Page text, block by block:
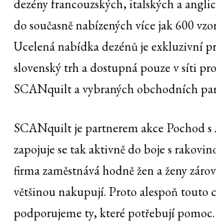
dezény francouzských, italských a
do současně nabízených více jak 600
Ucelená nabídka dezénů je exkluzivní
slovenský trh a dostupná pouze v síti
SCANquilt a vybraných obchodních
SCANquilt je partnerem akce Pochod s
zapojuje se tak aktivně do boje s
firma zaměstnává hodně žen a ženy
většinou nakupují. Proto alespoň touto
podporujeme ty, které potřebují pomoc.